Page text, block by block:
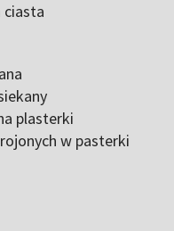
ciasta
plasterki
w pasterki